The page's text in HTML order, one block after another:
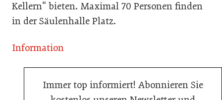
Kellern“ bieten. Maximal 70 Personen finden
in der Säulenhalle Platz.
Information
Immer top informiert! Abonnieren Sie